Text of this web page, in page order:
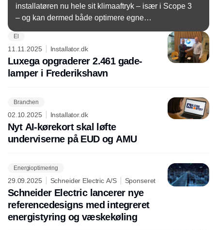
installatøren nu hele sit klimaaftryk – især i Scope 3
– og kan dermed både optimere egne
præcist.
El
11.11.2025 Installator.dk
Luxega opgraderer 2.461 gade­
lamper i Frederikshavn
Branchen
02.10.2025 Installator.dk
Nyt AI-kørekort skal løfte
underviserne på EUD og AMU
Energioptimering
29.09.2025 Schneider Electric A/S Sponseret
Schneider Electric lancerer nye
referencedesigns med integreret
energistyring og væskekøling